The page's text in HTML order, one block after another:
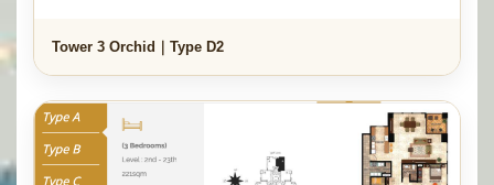
Tower 3 Orchid｜Type D2